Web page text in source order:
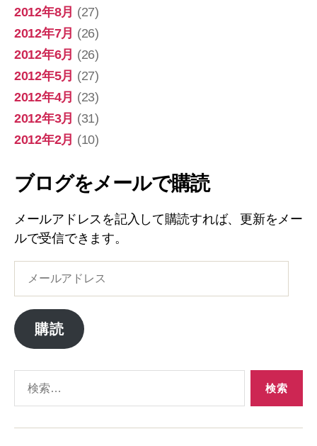
2012年8月 (27)
2012年7月 (26)
2012年6月 (26)
2012年5月 (27)
2012年4月 (23)
2012年3月 (31)
2012年2月 (10)
ブログをメールで購読
メールアドレスを記入して購読すれば、更新をメー
ルで受信できます。
ア
ド
ス
購読
象: